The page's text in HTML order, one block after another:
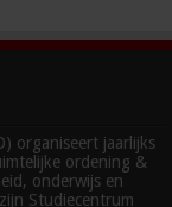
organiseert jaarlijks
ordening &
onderwijs en
Studiecentrum